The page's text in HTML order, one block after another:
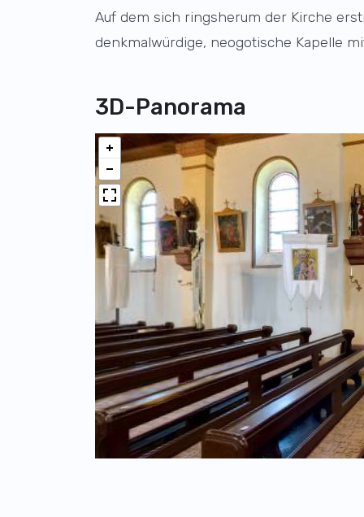
Auf dem sich ringsherum der Kirche
denkmalwürdige, neogotische Kapelle
3D-Panorama